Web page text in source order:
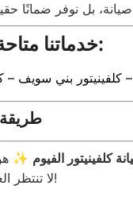
بل نوفر ضمانًا
🔹 خدماتنا متاحة في محافظات أخرى:
– كلفينيتور بني سويف –
💬
كلفينيتور الفيوم
📍 لا تنتظر العطل، اطلب الصيانة الآن!